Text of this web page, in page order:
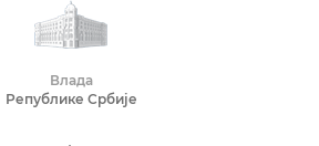
Влада
Републике Србије